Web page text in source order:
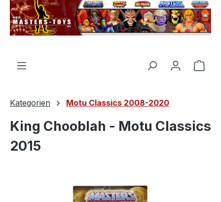
springen
Kategorien Motu Classics 2008-2020
King Chooblah - Motu Classics
2015
Bildergalerie überspringen